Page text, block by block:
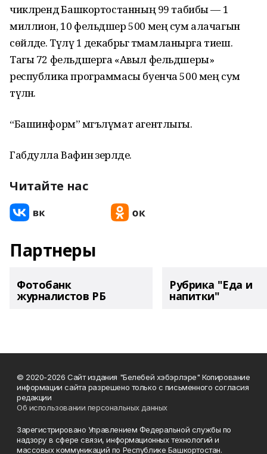
чикләрендә Башкортостанның 99 табибы — 1
миллион, 10 фельдшер 500 мең сум алачагын
сөйләде. Түләү 1 декабрьгә тәмамланырга тиеш.
Тагы 72 фельдшерга «Авыл фельдшеры»
республика программасы буенча 500 мең сум
түләнә.
“Башинформ” мәгълүмат агентлыгы.
Габдулла Вафин әзерләде.
Читайте нас
Партнеры
Фотобанк
журналистов РБ
Рубрика "Еда и
напитки"
© 2020-2026 Сайт издания "Белебей хэбэрлэре" Копирование
информации сайта разрешено только с письменного согласия
редакции
Об использовании персональных данных
Зарегистрировано Управлением Федеральной службы по
надзору в сфере связи, информационных технологий и
массовых коммуникаций по Республике Башкортостан.